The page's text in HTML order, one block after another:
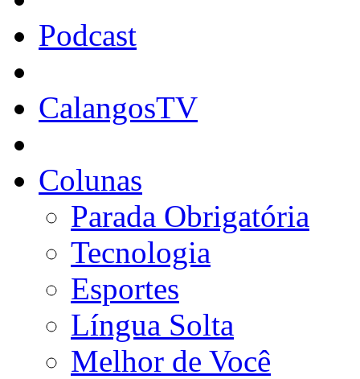
Podcast
CalangosTV
Colunas
Parada Obrigatória
Tecnologia
Esportes
Língua Solta
Melhor de Você